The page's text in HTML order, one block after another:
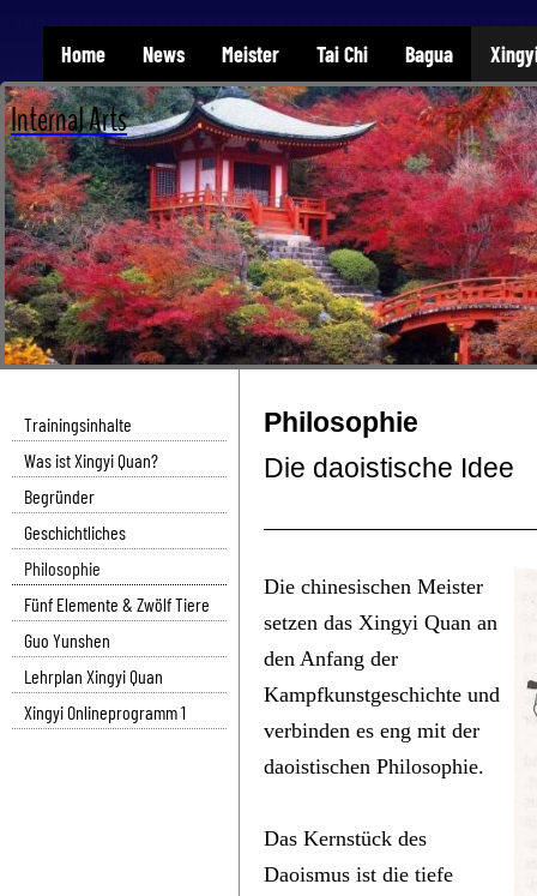
Home News Meister Tai Chi Bagua
Internal Arts
Trainingsinhalte
Was ist Xingyi Quan?
Begründer
Geschichtliches
Philosophie
Fünf Elemente & Zwölf Tiere
Guo Yunshen
Lehrplan Xingyi Quan
Xingyi Onlineprogramm 1
Philosophie
Die daoistische Idee
Die chinesischen Meister
setzen das Xingyi Quan an
den Anfang der
Kampfkunstgeschichte und
verbinden es eng mit der
daoistischen Philosophie.
Das Kernstück des
Daoismus ist die tiefe